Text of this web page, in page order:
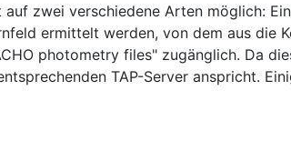
zwei verschiedene Arten möglich:
ermittelt werden, von dem aus die
photometry files" zugänglich. Da
TAP-Server anspricht.